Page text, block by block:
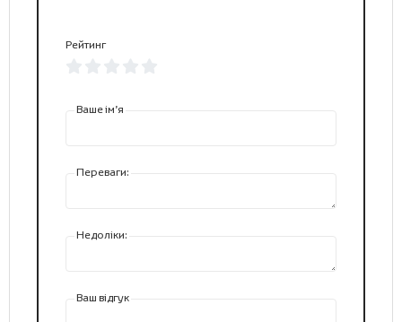
Рейтинг
Ваше ім’я
Переваги:
Недоліки:
Ваш відгук